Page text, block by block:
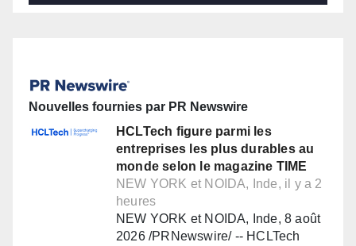
Nouvelles fournies par PR Newswire
HCLTech figure parmi les
entreprises les plus durables au
monde selon le magazine TIME
NEW YORK et NOIDA, Inde, il y a 2
heures
NEW YORK et NOIDA, Inde, 8 août
2026 /PRNewswire/ -- HCLTech